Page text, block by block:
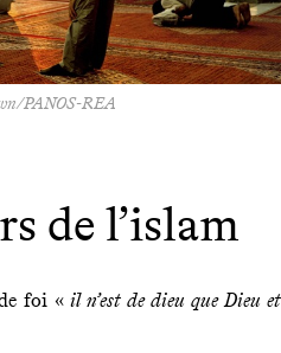
PANOS-REA
de l’islam
foi « il n’est de dieu que Dieu et